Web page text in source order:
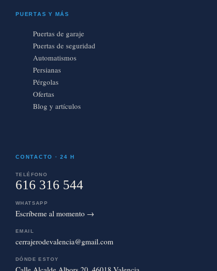
PUERTAS Y MÁS
Puertas de garaje
Puertas de seguridad
Automatismos
Persianas
Pérgolas
Ofertas
Blog y artículos
CONTACTO · 24 H
TELÉFONO
616 316 544
WHATSAPP
Escríbeme al momento →
EMAIL
cerrajerodevalencia@gmail.com
DÓNDE ESTOY